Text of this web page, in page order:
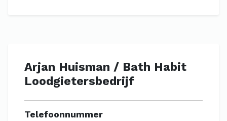
Arjan Huisman / Bath Habit
Loodgietersbedrijf
Telefoonnummer